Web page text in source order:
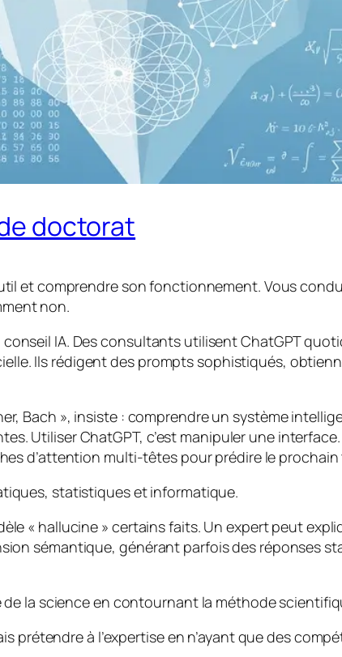
doctorat
etcomprendreson fonctionnement. Vous
non.
IA. Des consultants utilisent ChatGPT
Ils rédigent des prompts sophistiqués,
Bach », insiste : comprendre un système
Utiliser ChatGPT, c’est manipuler une
d’attention multi-têtes pour prédire le
statistiques et informatique.
« hallucine » certains faits. Un expert peut
sémantique, générant parfois des réponses
la science en contournant la méthode
prétendre à l’expertise en n’ayant que des